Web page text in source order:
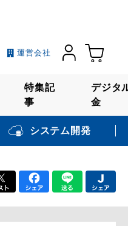
運営会社
特集記
事
デジタ
金
システム開発